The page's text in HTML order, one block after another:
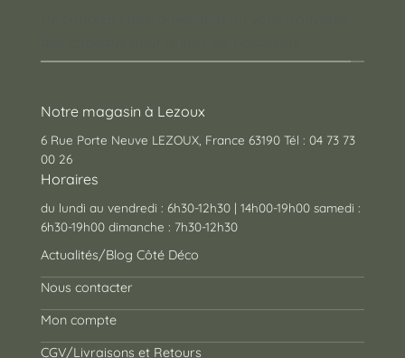
Notre magasin à Lezoux
6 Rue Porte Neuve LEZOUX, France 63190 Tél : 04 73 73
00 26
Horaires
du lundi au vendredi : 6h30-12h30 | 14h00-19h00 samedi :
6h30-19h00 dimanche : 7h30-12h30
Actualités/Blog Côté Déco
Nous contacter
Mon compte
CGV/Livraisons et Retours